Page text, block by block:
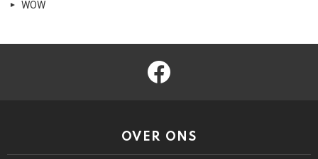
WOW
facebook
OVER ONS